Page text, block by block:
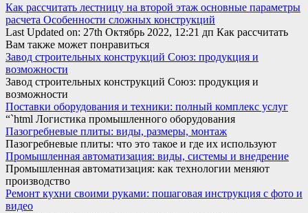
Как рассчитать лестницу на второй этаж основные параметры
расчета Особенности сложных конструкций
Last Updated on: 27th Октябрь 2022, 12:21 дп Как рассчитать
Вам также может понравиться
Завод строительных конструкций Союз: продукция и
возможности
Завод строительных конструкций Союз: продукция и
возможности
Поставки оборудования и техники: полный комплекс услуг
“`html Логистика промышленного оборудования
Пазогребневые плиты: виды, размеры, монтаж
Пазогребневые плиты: что это такое и где их используют
Промышленная автоматизация: виды, системы и внедрение
Промышленная автоматизация: как технологии меняют
производство
Ремонт кухни своими руками: пошаговая инструкция с фото и
видео